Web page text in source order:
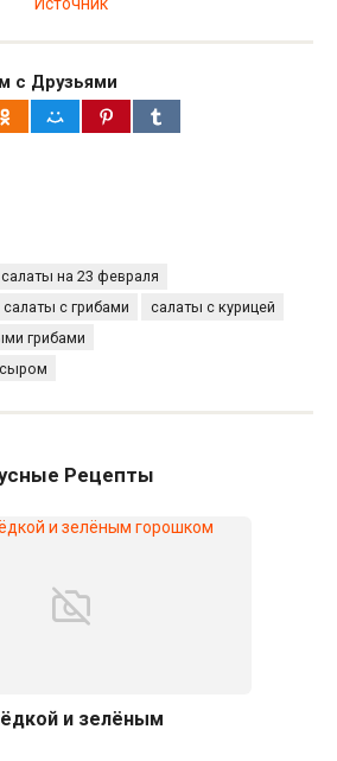
с Друзьями
салаты на 23 февраля
салаты с грибами
салаты с курицей
грибами
Рецепты
и зелёным